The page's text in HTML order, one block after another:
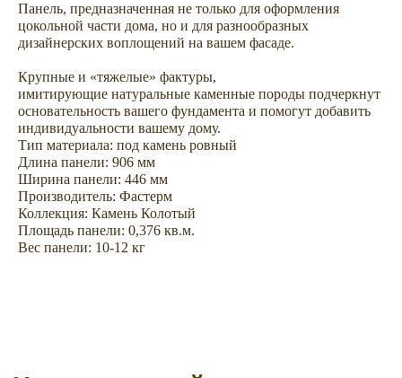
Панель, предназначенная не только для оформления
цокольной части дома, но и для разнообразных
дизайнерских воплощений на вашем фасаде.
Крупные и «тяжелые» фактуры,
имитирующие натуральные каменные породы подчеркнут
основательность вашего фундамента и помогут добавить
индивидуальности вашему дому.
Тип материала: под камень ровный
Длина панели: 906 мм
Ширина панели: 446 мм
Производитель: Фастерм
Коллекция: Камень Колотый
Площадь панели: 0,376 кв.м.
Вес панели: 10-12 кг
покупку на потом